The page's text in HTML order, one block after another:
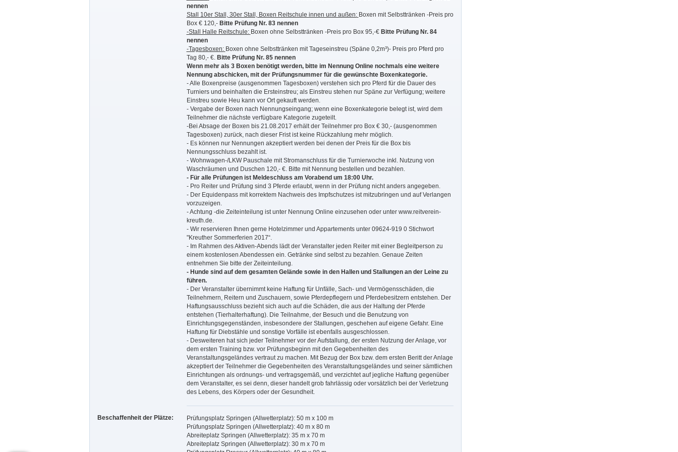
nennen
Stall 10er Stall, 30er Stall, Boxen Reitschule innen und außen: Boxen mit Selbsttränken -Preis pro
Box € 120,- Bitte Prüfung Nr. 83 nennen
-Stall Halle Reitschule: Boxen ohne Selbsttränken -Preis pro Box 95,-€ Bitte Prüfung Nr. 84
nennen
-Tagesboxen: Boxen ohne Selbsttränken mit Tageseinstreu (Späne 0,2m³)- Preis pro Pferd pro
Tag 80,- €. Bitte Prüfung Nr. 85 nennen
Wenn mehr als 3 Boxen benötigt werden, bitte im Nennung Online nochmals eine weitere
Nennung abschicken, mit der Prüfungsnummer für die gewünschte Boxenkategorie.
- Alle Boxenpreise (ausgenommen Tagesboxen) verstehen sich pro Pferd für die Dauer des
Turniers und beinhalten die Ersteinstreu; als Einstreu stehen nur Späne zur Verfügung; weitere
Einstreu sowie Heu kann vor Ort gekauft werden.
- Vergabe der Boxen nach Nennungseingang; wenn eine Boxenkategorie belegt ist, wird dem
Teilnehmer die nächste verfügbare Kategorie zugeteilt.
-Bei Absage der Boxen bis 21.08.2017 erhält der Teilnehmer pro Box € 30,- (ausgenommen
Tagesboxen) zurück, nach dieser Frist ist keine Rückzahlung mehr möglich.
- Es können nur Nennungen akzeptiert werden bei denen der Preis für die Box bis
Nennungsschluss bezahlt ist.
- Wohnwagen-/LKW Pauschale mit Stromanschluss für die Turnierwoche inkl. Nutzung von
Waschräumen und Duschen 120,- €. Bitte mit Nennung bestellen und bezahlen.
- Für alle Prüfungen ist Meldeschluss am Vorabend um 18:00 Uhr.
- Pro Reiter und Prüfung sind 3 Pferde erlaubt, wenn in der Prüfung nicht anders angegeben.
- Der Equidenpass mit korrektem Nachweis des Impfschutzes ist mitzubringen und auf Verlangen
vorzuzeigen.
- Achtung -die Zeiteinteilung ist unter Nennung Online einzusehen oder unter www.reitverein-
kreuth.de.
- Wir reservieren Ihnen gerne Hotelzimmer und Appartements unter 09624-919 0 Stichwort
"Kreuther Sommerferien 2017“.
- Im Rahmen des Aktiven-Abends lädt der Veranstalter jeden Reiter mit einer Begleitperson zu
einem kostenlosen Abendessen ein. Getränke sind selbst zu bezahlen. Genaue Zeiten
entnehmen Sie bitte der Zeiteinteilung.
- Hunde sind auf dem gesamten Gelände sowie in den Hallen und Stallungen an der Leine zu
führen.
- Der Veranstalter übernimmt keine Haftung für Unfälle, Sach- und Vermögensschäden, die
Teilnehmern, Reitern und Zuschauern, sowie Pferdepflegern und Pferdebesitzern entstehen. Der
Haftungsausschluss bezieht sich auch auf die Schäden, die aus der Haltung der Pferde
entstehen (Tierhalterhaftung). Die Teilnahme, der Besuch und die Benutzung von
Einrichtungsgegenständen, insbesondere der Stallungen, geschehen auf eigene Gefahr. Eine
Haftung für Diebstähle und sonstige Vorfälle ist ebenfalls ausgeschlossen.
- Desweiteren hat sich jeder Teilnehmer vor der Aufstallung, der ersten Nutzung der Anlage, vor
dem ersten Training bzw. vor Prüfungsbeginn mit den Gegebenheiten des
Veranstaltungsgeländes vertraut zu machen. Mit Bezug der Box bzw. dem ersten Beritt der Anlage
akzeptiert der Teilnehmer die Gegebenheiten des Veranstaltungsgeländes und seiner sämtlichen
Einrichtungen als ordnungs- und vertragsgemäß, und verzichtet auf jegliche Haftung gegenüber
dem Veranstalter, es sei denn, dieser handelt grob fahrlässig oder vorsätzlich bei der Verletzung
des Lebens, des Körpers oder der Gesundheit.
Beschaffenheit der Plätze:
Prüfungsplatz Springen (Allwetterplatz): 50 m x 100 m
Prüfungsplatz Springen (Allwetterplatz): 40 m x 80 m
Abreiteplatz Springen (Allwetterplatz): 35 m x 70 m
Abreiteplatz Springen (Allwetterplatz): 30 m x 70 m